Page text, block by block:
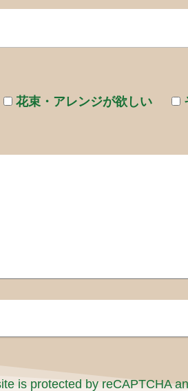
花束・アレンジが欲しい
is protected by reCAPTCHA